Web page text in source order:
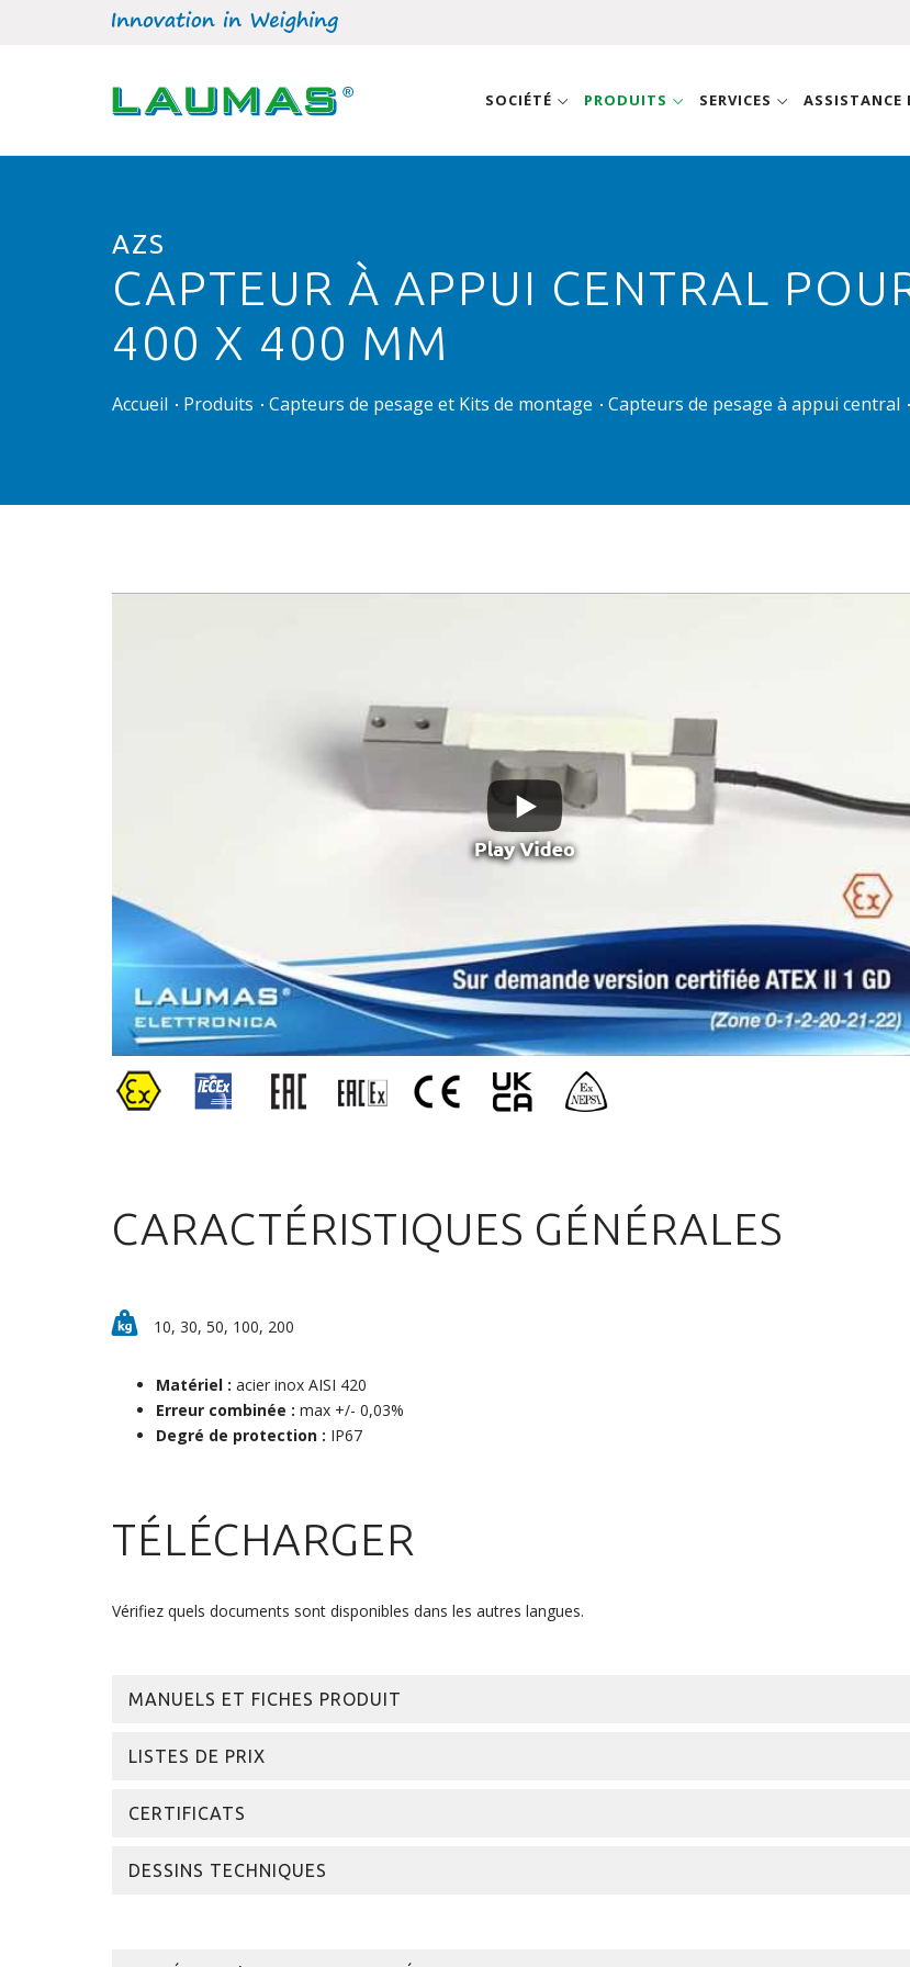
SOCIÉTÉ PRODUITS SERVICES ASSISTANCE
AZS
CAPTEUR À APPUI CENTRAL
400 X 400 MM
Accueil Produits Capteurs de pesage et Kits de montage Capteurs de pesage à appui central
CARACTÉRISTIQUES GÉNÉRALES
10, 30, 50, 100, 200
Matériel : acier inox AISI 420
Erreur combinée : max +/- 0,03%
Degré de protection : IP67
TÉLÉCHARGER
Vérifiez quels documents sont disponibles dans les autres langues.
MANUELS ET FICHES PRODUIT
LISTES DE PRIX
CERTIFICATS
DESSINS TECHNIQUES